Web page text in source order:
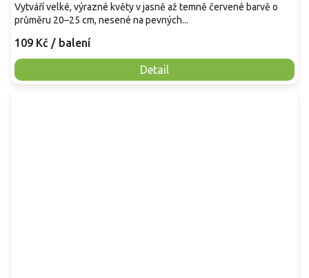
109 Kč / balení
Detail
Vytváří velké, výrazné květy v jasně až temně červené barvě o
průměru 20–25 cm, nesené na pevných...